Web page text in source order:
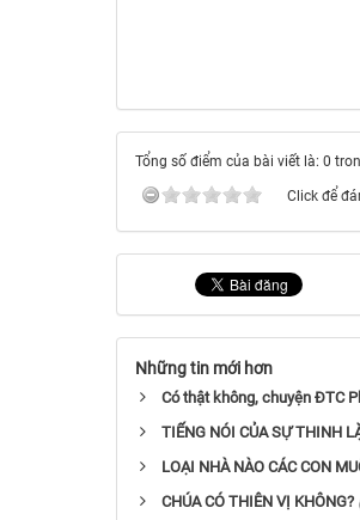
Tổng số điểm của bài viết là: 0
Click để
Những tin mới hơn
Có thật không, chuyện ĐTC
TIẾNG NÓI CỦA SỰ THINH
LOẠI NHÀ NÀO CÁC CON
CHÚA CÓ THIÊN VỊ KHÔNG?